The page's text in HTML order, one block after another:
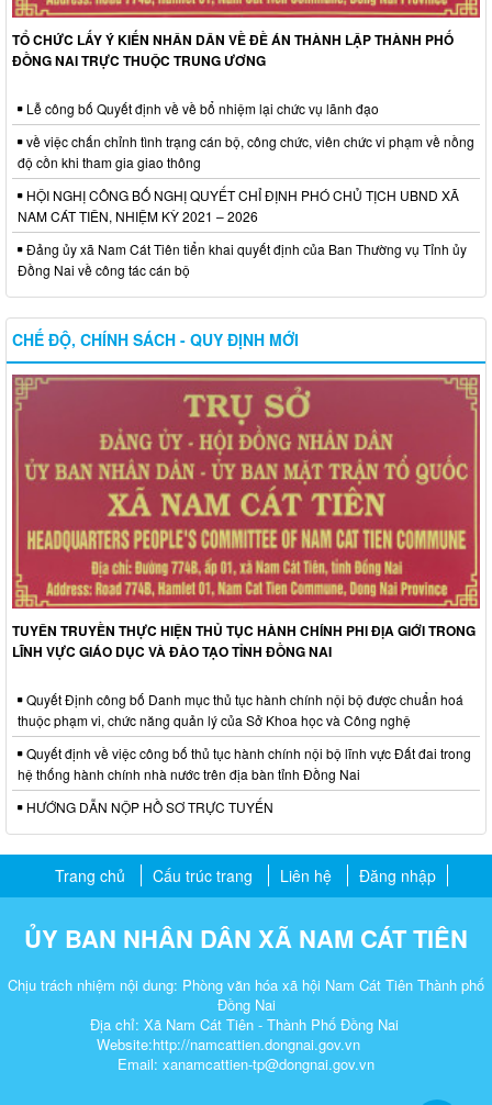
TỔ CHỨC LẤY Ý KIẾN NHÂN DÂN VỀ ĐỀ ÁN THÀNH LẬP THÀNH PHỐ
ĐỒNG NAI TRỰC THUỘC TRUNG ƯƠNG
Lễ công bố Quyết định về về bổ nhiệm lại chức vụ lãnh đạo
về việc chấn chỉnh tình trạng cán bộ, công chức, viên chức vi phạm về nồng
độ cồn khi tham gia giao thông
HỘI NGHỊ CÔNG BỐ NGHỊ QUYẾT CHỈ ĐỊNH PHÓ CHỦ TỊCH UBND XÃ
NAM CÁT TIÊN, NHIỆM KỲ 2021 – 2026
Đảng ủy xã Nam Cát Tiên tiển khai quyết định của Ban Thường vụ Tỉnh ủy
Đồng Nai về công tác cán bộ
CHẾ ĐỘ, CHÍNH SÁCH - QUY ĐỊNH MỚI
TUYÊN TRUYỀN THỰC HIỆN THỦ TỤC HÀNH CHÍNH PHI ĐỊA GIỚI TRONG
LĨNH VỰC GIÁO DỤC VÀ ĐÀO TẠO TỈNH ĐỒNG NAI
Quyết Định công bố Danh mục thủ tục hành chính nội bộ được chuẩn hoá
thuộc phạm vi, chức năng quản lý của Sở Khoa học và Công nghệ
Quyết định về việc công bố thủ tục hành chính nội bộ lĩnh vực Đất đai trong
hệ thống hành chính nhà nước trên địa bàn tỉnh Đồng Nai
HƯỚNG DẪN NỘP HỒ SƠ TRỰC TUYẾN
Trang chủ Cấu trúc trang Liên hệ Đăng nhập
ỦY BAN NHÂN DÂN XÃ NAM CÁT TIÊN
Chịu trách nhiệm nội dung: Phòng văn hóa xã hội Nam Cát Tiên Thành phố
Đồng Nai
Địa chỉ: Xã Nam Cát Tiên - Thành Phố Đồng Nai
Website:http://namcattien.dongnai.gov.vn
Email: xanamcattien-tp@dongnai.gov.vn​